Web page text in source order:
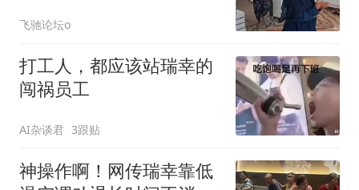
飞驰论坛o
打工人，都应该站瑞幸的
闯祸员工
AI杂谈君 3跟贴
神操作啊！网传瑞幸靠低